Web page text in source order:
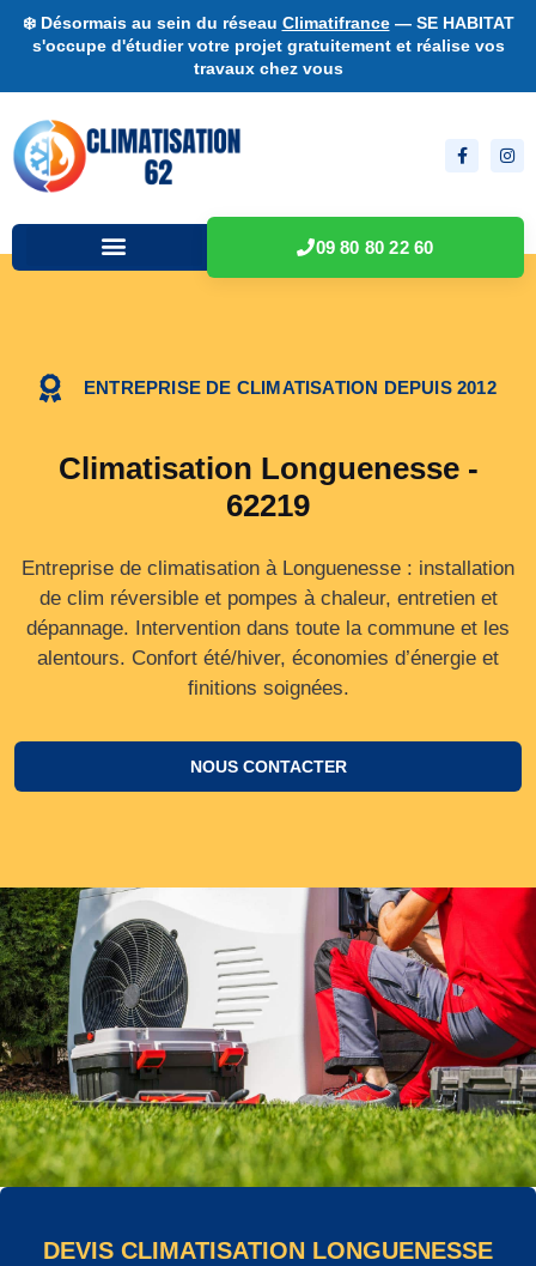
❄️ Désormais au sein du réseau Climatifrance— SE HABITAT
s'occupe d'étudier votre projet gratuitement et réalise vos
travaux chez vous
09 80 80 22 60
ENTREPRISE DE CLIMATISATION DEPUIS 2012
Climatisation Longuenesse -
62219
Entreprise de climatisation à Longuenesse : installation
de clim réversible et pompes à chaleur, entretien et
dépannage. Intervention dans toute la commune et les
alentours. Confort été/hiver, économies d’énergie et
finitions soignées.
NOUS CONTACTER
DEVIS CLIMATISATION LONGUENESSE